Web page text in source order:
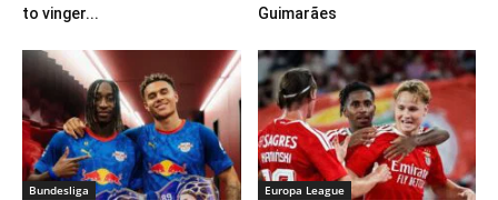
to vinger...
Guimarães
Bundesliga Europa League